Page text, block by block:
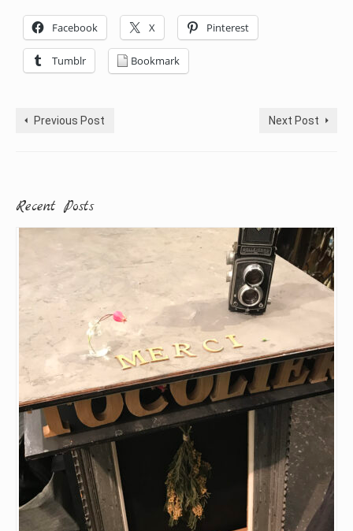
Facebook X Pinterest
Tumblr Bookmark
Previous Post Next Post
Recent Posts